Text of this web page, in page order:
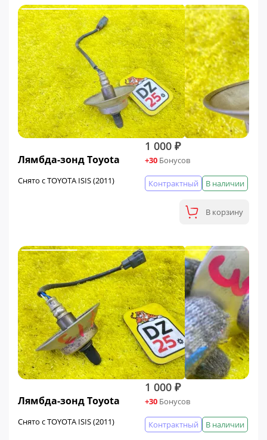
Лямбда-зонд Toyota
Снято с TOYOTA ISIS (2011)
1 000 ₽
+30 Бонусов
В наличии
Контрактный
В корзину
Лямбда-зонд Toyota
Снято с TOYOTA ISIS (2011)
1 000 ₽
+30 Бонусов
В наличии
Контрактный